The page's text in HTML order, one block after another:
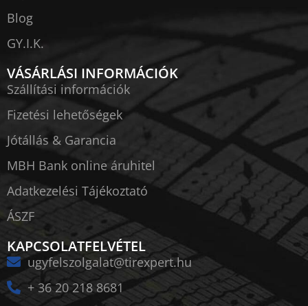
Blog
GY.I.K.
VÁSÁRLÁSI INFORMÁCIÓK
Szállítási információk
Fizetési lehetőségek
Jótállás & Garancia
MBH Bank online áruhitel
Adatkezelési Tájékoztató
ÁSZF
KAPCSOLATFELVÉTEL
ugyfelszolgalat@tirexpert.hu
+ 36 20 218 8681